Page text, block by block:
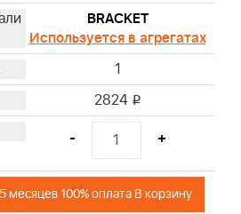
BRACKET
Используется в агрегатах
1
2824 i
- +
месяцев 100% оплата В корзину